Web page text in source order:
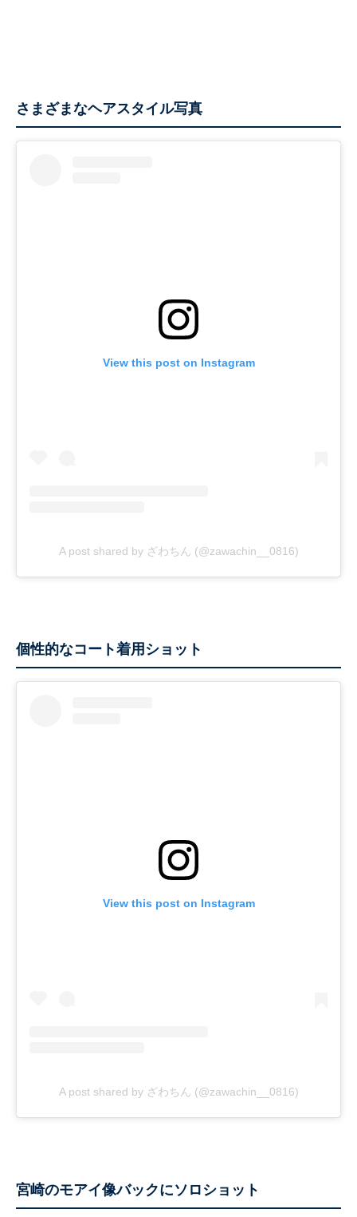
さまざまなヘアスタイル写真
View this post on Instagram
A post shared by ざわちん (@zawachin__0816)
個性的なコート着用ショット
View this post on Instagram
A post shared by ざわちん (@zawachin__0816)
宮崎のモアイ像バックにソロショット